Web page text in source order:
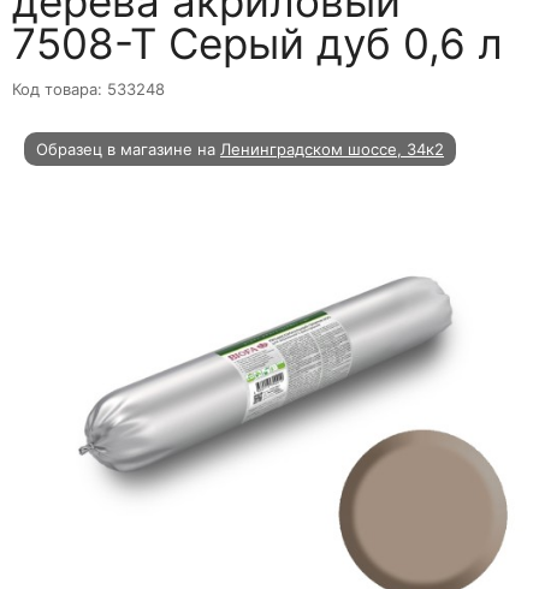
7508-Т Серый дуб 0,6 л
Код товара: 533248
Образец в магазине на Ленинградском шоссе, 34к2